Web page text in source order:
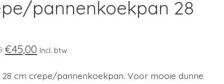
pannenkoekpan 28
€45,00 Incl. btw
28 cm crepe/pannenkoekpan. Voor mooie dunne